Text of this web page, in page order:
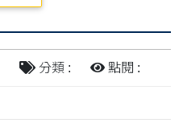
分類 : 點閱 :